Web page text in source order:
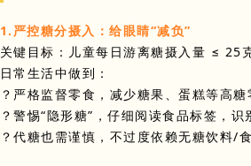
1.严控糖分摄入：给眼睛“减负”
关键目标：儿童每日游离糖摄入量 ≤ 25
日常生活中做到：
？严格监督零食，减少糖果、蛋糕等高
？警惕“隐形糖”，仔细阅读食品标签，
？代糖也需谨慎，不过度依赖无糖饮料/